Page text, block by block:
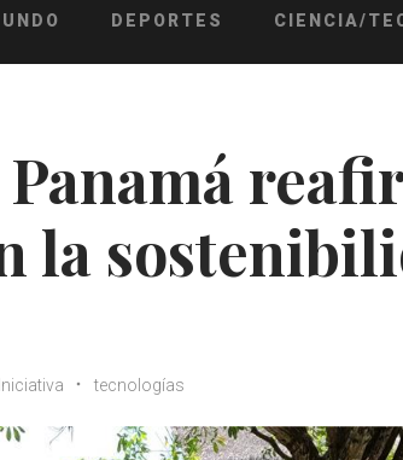
DEPORTES CIENCIA/
la
Iniciativa tecnologías